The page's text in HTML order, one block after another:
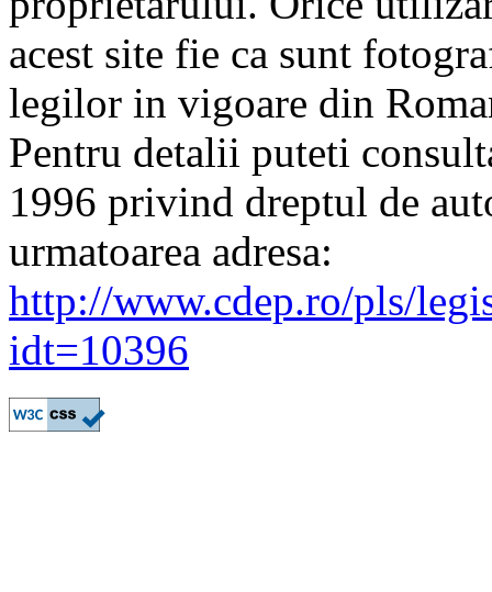
acest site fie ca sunt
legilor in vigoare din
Pentru detalii puteti
1996 privind dreptul de
urmatoarea adresa:
http://www.cdep.ro/pls/
idt=10396